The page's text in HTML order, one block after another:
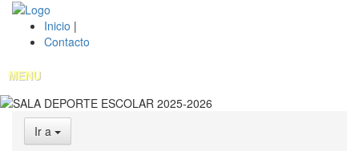
Inicio |
Contacto
MENU
Ir a